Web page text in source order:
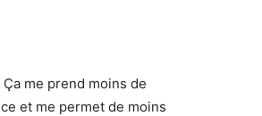
me prend moins de
et me permet de moins